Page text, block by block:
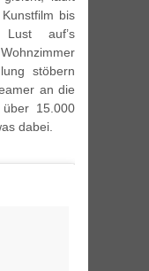
bis
auf’s
stöbern
an die
15.000
dabei.